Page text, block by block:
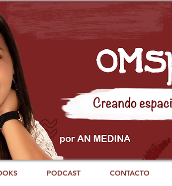
PODCAST CONTACTO